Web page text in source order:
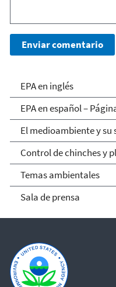
EPA en
EPA en inglés
EPA en español –
El medioambiente y su
Control de chinches y
Temas ambientales
Sala de prensa